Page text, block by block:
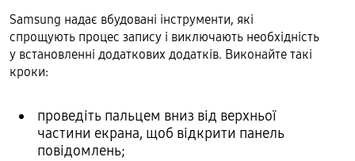
Samsung надає вбудовані інструменти, які
спрощують процес запису і виключають необхідність
у встановленні додаткових додатків. Виконайте такі
кроки:
проведіть пальцем вниз від верхньої
частини екрана, щоб відкрити панель
повідомлень;